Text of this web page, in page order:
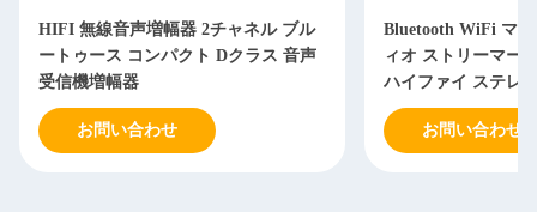
HIFI 無線音声増幅器 2チャネル ブル
ートゥース コンパクト Dクラス 音声
受信機増幅器
お問い合わせ
Bluetooth WiFi マ
ィオ ストリーマー
ハイファイ ステレ
アンプ リシーバー
お問い合わせ